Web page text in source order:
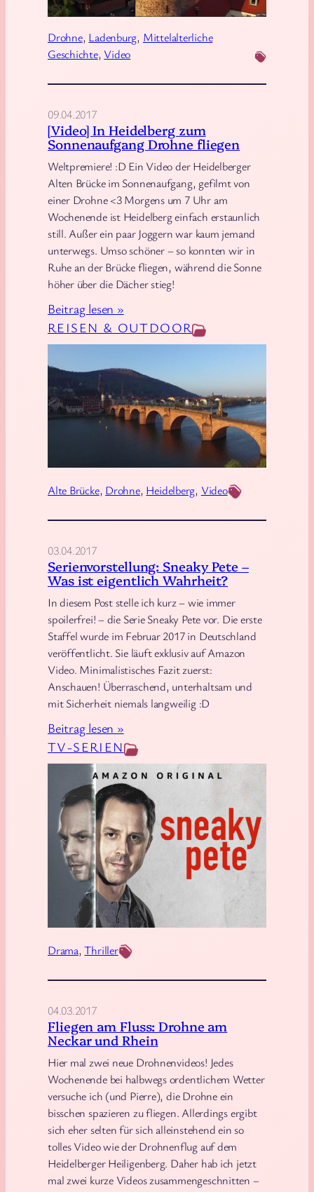
o
h
n
o
t
o
s
Drohne, Ladenburg, Mittelalterliche
Geschichte, Video
i
h
s
e
i
n
g
i
n
L
a
d
e
n
b
u
r
m
i
e
r
D
o
h
n
e
REISEN & OUTDOOR
Alte Brücke, Drohne, Heidelberg, Video
09.04.2017
[Video] In Heidelberg zum
Sonnenaufgang Drohne fliegen
Weltpremiere! :D Ein Video der Heidelberger
Alten Brücke im Sonnenaufgang, gefilmt von
einer Drohne <3 Morgens um 7 Uhr am
Wochenende ist Heidelberg einfach erstaunlich
still. Außer ein paar Joggern war kaum jemand
unterwegs. Umso schöner – so konnten wir in
Ruhe an der Brücke fliegen, während die Sonne
höher über die Dächer stieg!
Beitrag lesen »:
[
V
i
e
o
H
e
e
l
b
e
r
g
z
u
S
o
n
n
e
n
a
u
f
g
a
n
o
h
n
e
f
l
i
e
g
TV-SERIEN
Drama, Thriller
03.04.2017
Serienvorstellung: Sneaky Pete –
Was ist eigentlich Wahrheit?
In diesem Post stelle ich kurz – wie immer
spoilerfrei! – die Serie Sneaky Pete vor. Die erste
Staffel wurde im Februar 2017 in Deutschland
veröffentlicht. Sie läuft exklusiv auf Amazon
Video. Minimalistisches Fazit zuerst:
Anschauen! Überraschend, unterhaltsam und
mit Sicherheit niemals langweilig :D
Beitrag lesen »:
S
e
r
i
e
n
v
o
r
s
e
n
g
:
S
n
e
a
k
y
04.03.2017
Fliegen am Fluss: Drohne am
Neckar und Rhein
Hier mal zwei neue Drohnenvideos! Jedes
Wochenende bei halbwegs ordentlichem Wetter
versuche ich (und Pierre), die Drohne ein
bisschen spazieren zu fliegen. Allerdings ergibt
sich eher selten für sich alleinstehend ein so
tolles Video wie der Drohnenflug auf dem
Heidelberger Heiligenberg. Daher hab ich jetzt
mal zwei kurze Videos zusammengeschnitten –